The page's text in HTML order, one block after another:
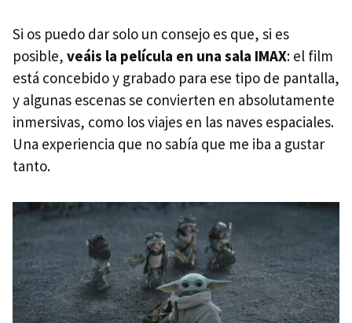
Si os puedo dar solo un consejo es que, si es
posible, veáis la película en una sala IMAX: el film
está concebido y grabado para ese tipo de pantalla,
y algunas escenas se convierten en absolutamente
inmersivas, como los viajes en las naves espaciales.
Una experiencia que no sabía que me iba a gustar
tanto.